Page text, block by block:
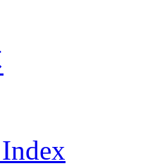
Index